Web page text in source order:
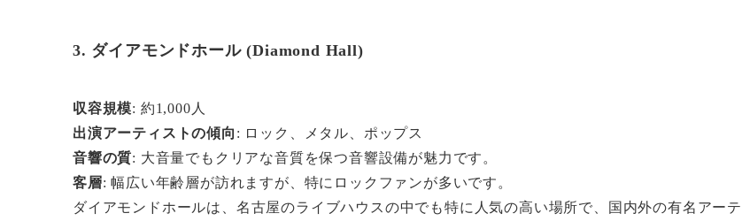
3. ダイアモンドホール (Diamond Hall)
収容規模: 約1,000人
出演アーティストの傾向 : ロック、メタル、ポップス
音響の質: 大音量でもクリアな音質を保つ音響設備が魅力です。
客層: 幅広い年齢層が訪れますが、特にロックファンが多いです。
ダイアモンドホールは、名古屋のライブハウスの中でも特に人気の高い場所で、国内外の有名アーテ